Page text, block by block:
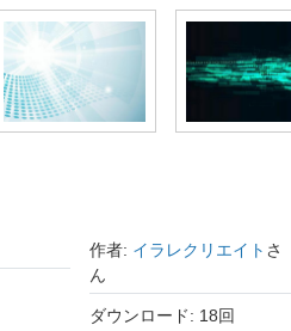
作者: イラレクリエイト さ
ん
ダウンロード: 18回